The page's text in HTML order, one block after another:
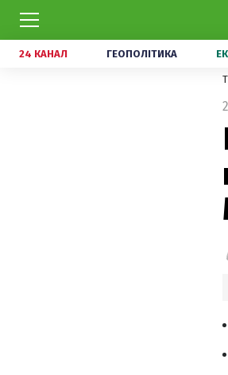
24 КАНАЛ ГЕОПОЛІТИКА